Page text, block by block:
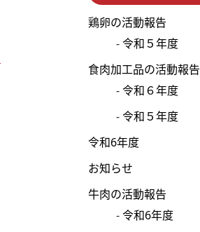
鶏卵の活動報告
令和５年度
食肉加工品の活動報告
令和６年度
令和５年度
令和6年度
お知らせ
牛肉の活動報告
令和6年度